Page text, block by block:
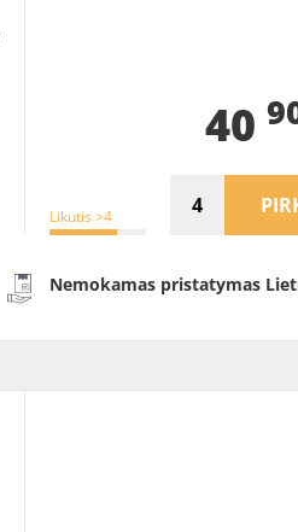
Likutis >4
40
Nemokamas pristatymas